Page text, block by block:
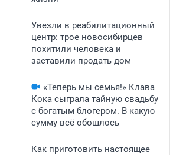
Увезли в реабилитационный
центр: трое новосибирцев
похитили человека и
заставили продать дом
«Теперь мы семья!» Клава
Кока сыграла тайную свадьбу
с богатым блогером. В какую
сумму всё обошлось
Как приготовить настоящее